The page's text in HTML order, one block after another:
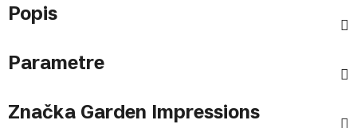
Popis
Parametre
Značka Garden Impressions